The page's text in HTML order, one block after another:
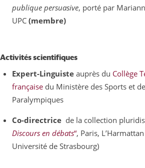
publique persuasive, porté par
UPC (membre)
Activités scientifiques
Expert-Linguisteauprès du Collège
françaisedu Ministère des Sports et
Paralympiques
Co-directricede la collection
Discours en débats“, Paris,
Université de Strasbourg)